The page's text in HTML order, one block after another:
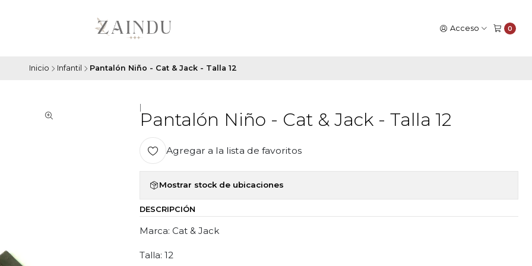
Acceso 0
Inicio Infantil Pantalón Niño - Cat & Jack - Talla 12
Pantalón Niño - Cat & Jack - Talla 12
Agregar a la lista de favoritos
Mostrar stock de ubicaciones
DESCRIPCIÓN
Marca: Cat & Jack
Talla: 12